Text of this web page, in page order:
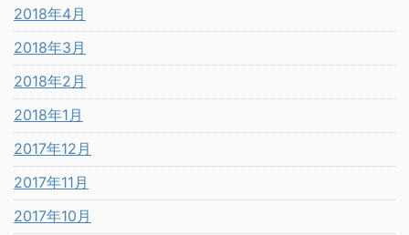
2018年4月
2018年3月
2018年2月
2018年1月
2017年12月
2017年11月
2017年10月